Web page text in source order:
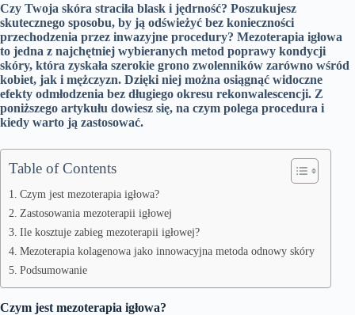
Czy Twoja skóra straciła blask i jędrność? Poszukujesz
skutecznego sposobu, by ją odświeżyć bez konieczności
przechodzenia przez inwazyjne procedury? Mezoterapia igłowa
to jedna z najchętniej wybieranych metod poprawy kondycji
skóry, która zyskała szerokie grono zwolenników zarówno wśród
kobiet, jak i mężczyzn. Dzięki niej można osiągnąć widoczne
efekty odmłodzenia bez długiego okresu rekonwalescencji. Z
poniższego artykułu dowiesz się, na czym polega procedura i
kiedy warto ją zastosować.
Table of Contents
Czym jest mezoterapia igłowa?
Zastosowania mezoterapii igłowej
Ile kosztuje zabieg mezoterapii igłowej?
Mezoterapia kolagenowa jako innowacyjna metoda odnowy skóry
Podsumowanie
Czym jest mezoterapia igłowa?